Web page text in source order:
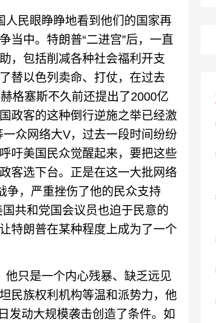
民眼睁睁地看到他们的国家再
当中。特朗普“二进宫”后，一直
，包括削减各种社会福利开支
替以色列卖命、打仗，在过去
格塞斯不久前还提出了2000亿
政客的这种倒行逆施之举已经激
众网络大V，过去一段时间纷纷
吁美国民众觉醒起来，要把这些
客选下台。正是在这一大批网络
争，严重挫伤了他的民众支持
共和党国会议员也迫于民意的
特朗普在某种程度上成为了一个
只是一个内心残暴、缺乏远见
民族权利机构等温和派势力，他
发动大规模袭击创造了条件。如